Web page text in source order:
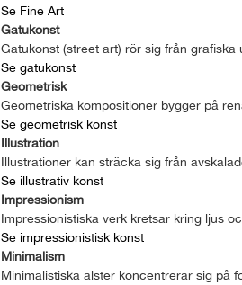
Se Fine Art
Gatukonst
Gatukonst (street art) rör sig från
Se gatukonst
Geometrisk
Geometriska kompositioner bygger på
Se geometrisk konst
Illustration
Illustrationer kan sträcka sig från
Se illustrativ konst
Impressionism
Impressionistiska verk kretsar kring ljus
Se impressionistisk konst
Minimalism
Minimalistiska alster koncentrerar sig på